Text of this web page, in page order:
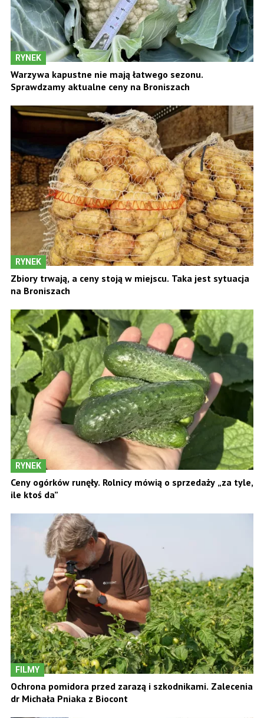
RYNEK
Warzywa kapustne nie mają łatwego sezonu.
Sprawdzamy aktualne ceny na Broniszach
RYNEK
Zbiory trwają, a ceny stoją w miejscu. Taka jest sytuacja
na Broniszach
RYNEK
Ceny ogórków runęły. Rolnicy mówią o sprzedaży „za tyle,
ile ktoś da”
FILMY
Ochrona pomidora przed zarazą i szkodnikami. Zalecenia
dr Michała Pniaka z Biocont